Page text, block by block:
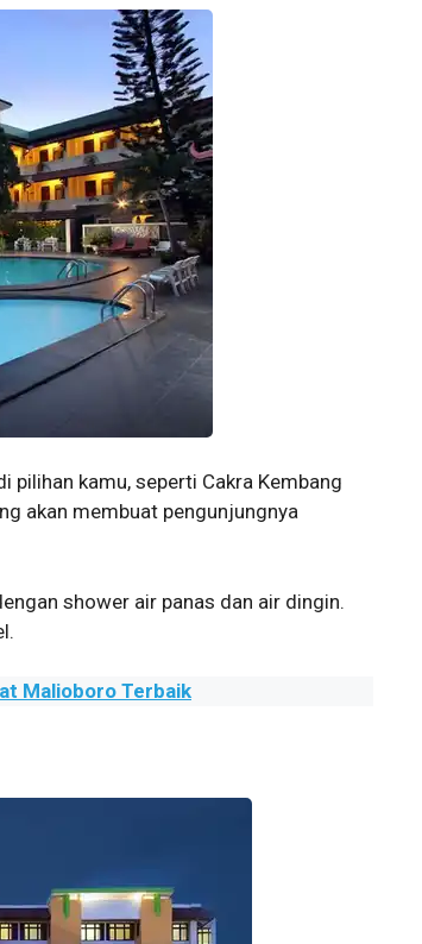
kamu, seperti Cakra Kembang
akan membuat pengunjungnya
shower air panas dan air dingin.
Malioboro Terbaik